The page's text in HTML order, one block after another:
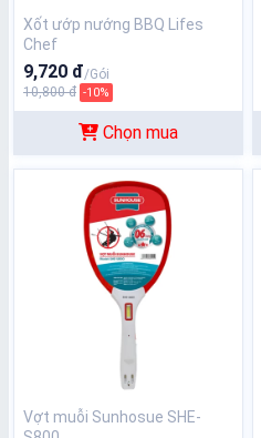
Xốt ướp nướng BBQ Lifes
Chef
9,720 đ/Gói
10,800 đ -10%
Chọn mua
Vợt muỗi Sunhosue SHE-